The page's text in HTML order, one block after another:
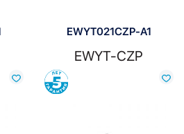
EWYT021CZP-A1
EWYT-CZP